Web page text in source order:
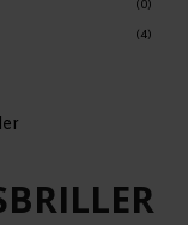
(0)
(4)